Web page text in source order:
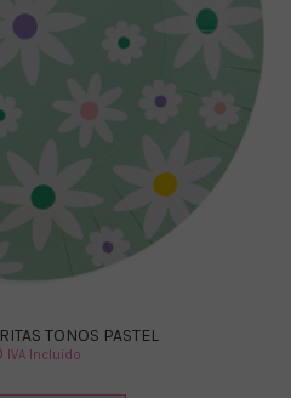
TONOS PASTEL
IVA Incluido